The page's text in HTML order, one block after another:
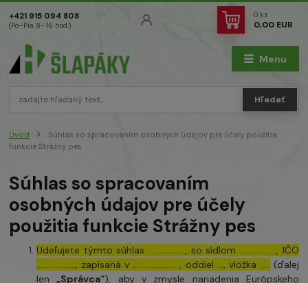
Menu
Hľadať
+421 915 094 808
(Po–Pia 8–16 hod.)
0 ks
0,00 EUR
Úvod
Súhlas so spracovaním osobných údajov pre účely použitia
funkcie Strážny pes
Súhlas so spracovaním
osobných údajov pre účely
použitia funkcie Strážny pes
Udeľujete týmto súhlas ……………..., so sídlom ………………, IČO
………………., zapísaná v ………………… , oddiel …, vložka ….. (ďalej
len„Správca“), aby v zmysle nariadenia Európskeho